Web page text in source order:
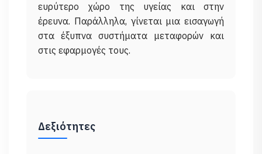
ευρύτερο χώρο της υγείας και στην
έρευνα. Παράλληλα, γίνεται μια εισαγωγή
στα έξυπνα συστήματα μεταφορών και
Δεξιότητες